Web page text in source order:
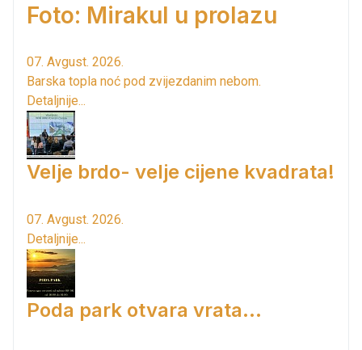
Foto: Mirakul u prolazu
07. Avgust. 2026.
Barska topla noć pod zvijezdanim nebom.
Detaljnije...
Velje brdo- velje cijene kvadrata!
07. Avgust. 2026.
Detaljnije...
Poda park otvara vrata...